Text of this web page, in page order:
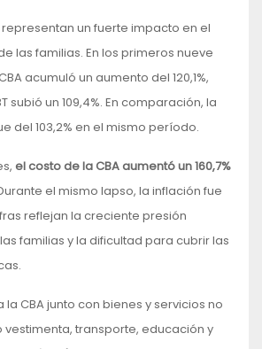
un fuerte impacto en el
las familias. En los primeros nueve
acumuló un aumento del 120,1%,
subió un 109,4%. En comparación, la
del 103,2% en el mismo período.
el costo de la CBA aumentó un 160,7%
el mismo lapso, la inflación fue
reflejan la creciente presión
familias y la dificultad para cubrir las
la CBA junto con bienes y servicios no
transporte, educación y